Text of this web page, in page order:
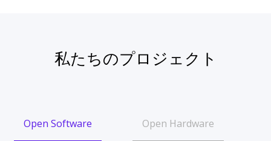
私たちのプロジェクト
Open Software Open Hardware